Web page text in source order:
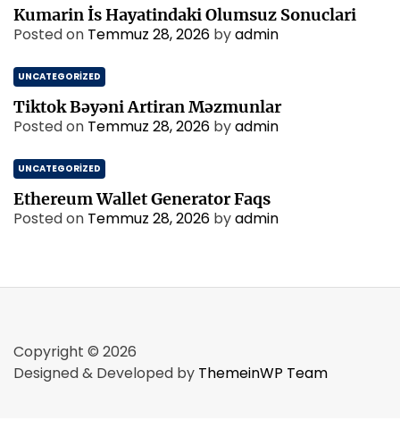
Kumarin İs Hayatindaki Olumsuz Sonuclari
Posted on Temmuz 28, 2026 byadmin
UNCATEGORIZED
Tiktok Bəyəni Artiran Məzmunlar
Posted on Temmuz 28, 2026 byadmin
UNCATEGORIZED
Ethereum Wallet Generator Faqs
Posted on Temmuz 28, 2026 byadmin
Copyright © 2026
Designed & Developed by ThemeinWP Team